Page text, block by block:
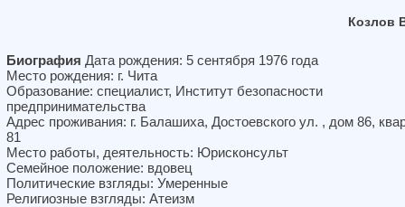
Козлов
Биография Дата рождения: 5 сентября 1976 года
Место рождения: г. Чита
Образование: специалист, Институт безопасности
предпринимательства
Адрес проживания: г. Балашиха, Достоевского ул. , дом 86,
81
Место работы, деятельность: Юрисконсульт
Семейное положение: вдовец
Политические взгляды: Умеренные
Религиозные взгляды: Атеизм